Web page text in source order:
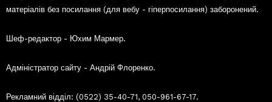
матеріалів без посилання (для вебу - гіперпосилання) заборонений.
Шеф-редактор - Юхим Мармер.
Адміністратор сайту - Андрій Флоренко.
Рекламний відділ: (0522) 35-40-71, 050-961-67-17.